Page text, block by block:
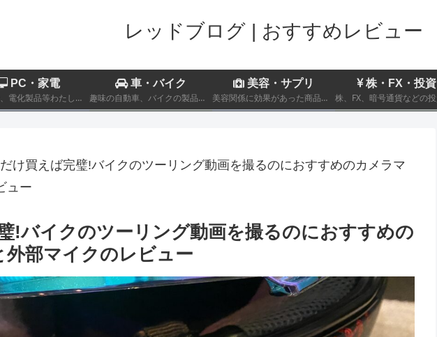
レッドブログ | おすすめレビュー
PC・家電
パソコン、電化製品等わたし自身が実際に購入したものをレビューするカテゴリーです。
車・バイク
趣味の自動車、バイクの製品レビューおよび車両のインプレッション
美容・サプリ
美容関係に効果があった商品についてのレビュー記事を記載しております。
株・FX・投資
け買えば完璧!バイクのツーリング動画を撮るのにおすすめのカメラマ
ュー
!バイクのツーリング動画を撮るのにおすすめの
部マイクのレビュー